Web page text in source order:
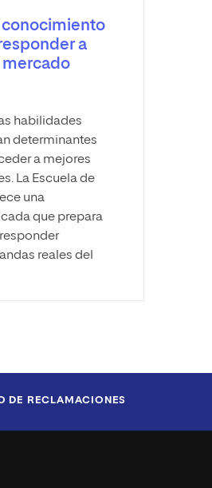
conocimiento
a
mercado
habilidades
determinantes
a mejores
La Escuela de
una
que prepara
reales del
DE RECLAMACIONES